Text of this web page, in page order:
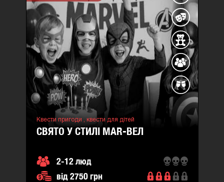
Квести пригоди , квести для дітей
СВЯТО У СТИЛІ MAR-ВЕЛ
2-12 люд
від 2750 грн